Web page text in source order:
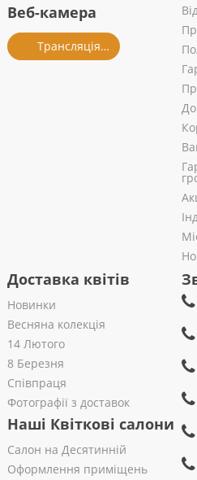
Веб-камера
Трансляція із салону
Доставка квітів
Новинки
Весняна колекція
14 Лютого
8 Березня
Співпраця
Фотографії з доставок
Наші Квіткові салони
Салон на Десятинній
Оформлення приміщень